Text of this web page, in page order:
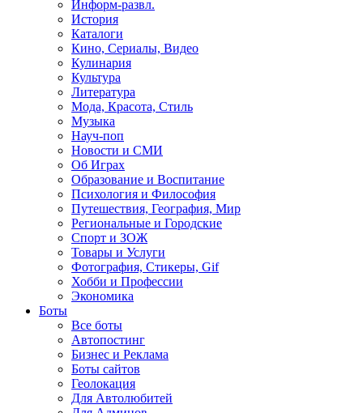
Информ-развл.
История
Каталоги
Кино, Сериалы, Видео
Кулинария
Культура
Литература
Мода, Красота, Стиль
Музыка
Науч-поп
Новости и СМИ
Об Играх
Образование и Воспитание
Психология и Философия
Путешествия, География, Мир
Региональные и Городские
Спорт и ЗОЖ
Товары и Услуги
Фотография, Стикеры, Gif
Хобби и Профессии
Экономика
Боты
Все боты
Автопостинг
Бизнес и Реклама
Боты сайтов
Геолокация
Для Автолюбитей